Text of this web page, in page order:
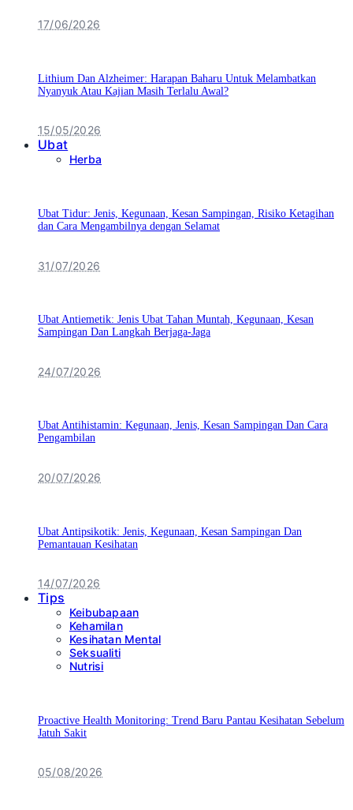
17/06/2026
Lithium Dan Alzheimer: Harapan Baharu Untuk Melambatkan
Nyanyuk Atau Kajian Masih Terlalu Awal?
15/05/2026
Ubat
Herba
Ubat Tidur: Jenis, Kegunaan, Kesan Sampingan, Risiko Ketagihan
dan Cara Mengambilnya dengan Selamat
31/07/2026
Ubat Antiemetik: Jenis Ubat Tahan Muntah, Kegunaan, Kesan
Sampingan Dan Langkah Berjaga-Jaga
24/07/2026
Ubat Antihistamin: Kegunaan, Jenis, Kesan Sampingan Dan Cara
Pengambilan
20/07/2026
Ubat Antipsikotik: Jenis, Kegunaan, Kesan Sampingan Dan
Pemantauan Kesihatan
14/07/2026
Tips
Keibubapaan
Kehamilan
Kesihatan Mental
Seksualiti
Nutrisi
Proactive Health Monitoring: Trend Baru Pantau Kesihatan Sebelum
Jatuh Sakit
05/08/2026